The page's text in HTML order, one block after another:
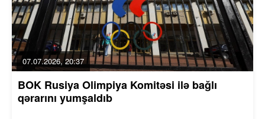
07.07.2026, 20:37
BOK Rusiya Olimpiya Komitəsi ilə bağlı
qərarını yumşaldıb